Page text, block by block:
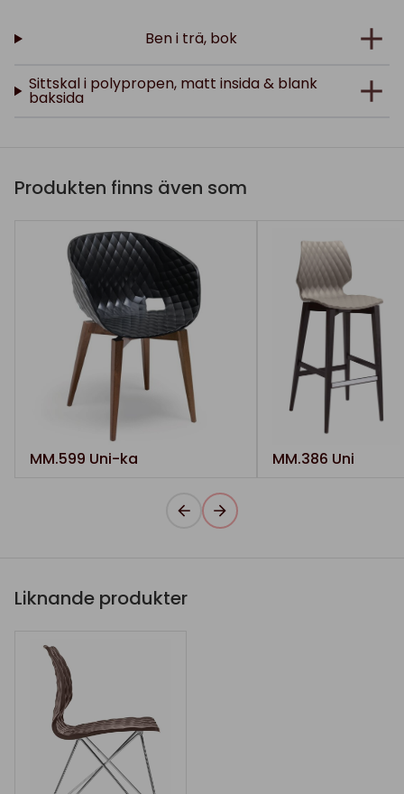
Ben i trä, bok
Sittskal i polypropen, matt insida & blank
baksida
Produkten finns även som
MM.599 Uni-ka MM.386 Uni
Liknande produkter